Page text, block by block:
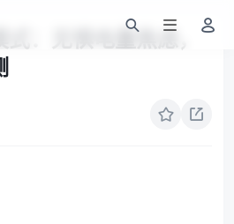
：无惧电量焦虑，